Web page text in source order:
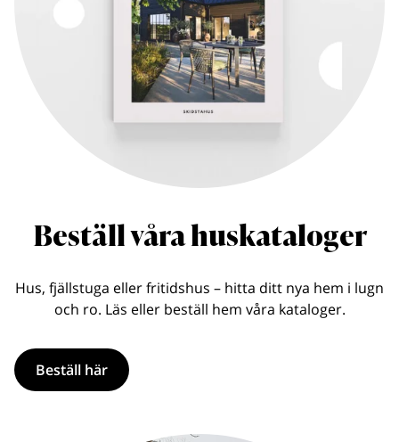
Beställ våra huskataloger
Hus, fjällstuga eller fritidshus – hitta ditt nya hem i lugn
och ro. Läs eller beställ hem våra kataloger.
Beställ här